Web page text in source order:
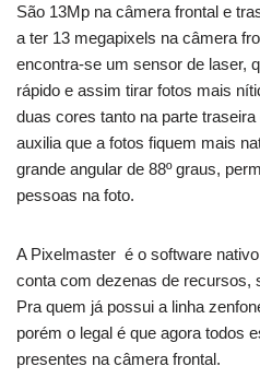
São 13Mp na câmera frontal e
a ter 13 megapixels na câmera
encontra-se um sensor de laser,
rápido e assim tirar fotos mais
duas cores tanto na parte
auxilia que a fotos fiquem mais
grande angular de 88º graus,
pessoas na foto.
A Pixelmaster é o software
conta com dezenas de recursos,
Pra quem já possui a linha
porém o legal é que agora todos
presentes na câmera frontal.